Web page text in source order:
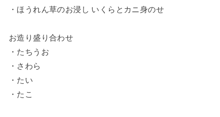
・ほうれん草のお浸し いくらとカニ身のせ
お造り盛り合わせ
・たちうお
・さわら
・たい
・たこ